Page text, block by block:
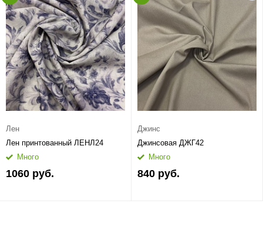
Лен
Лен принтованный ЛЕНЛ24
Много
1060 руб.
Джинс
Джинсовая ДЖГ42
Много
840 руб.